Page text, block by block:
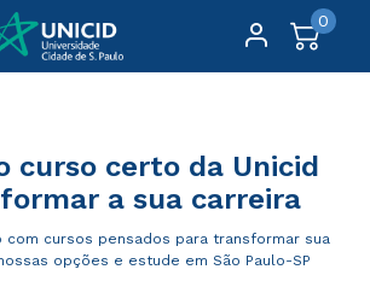
0
curso certo da Unicid
a sua carreira
com cursos pensados para transformar sua
opções e estude em São Paulo-SP